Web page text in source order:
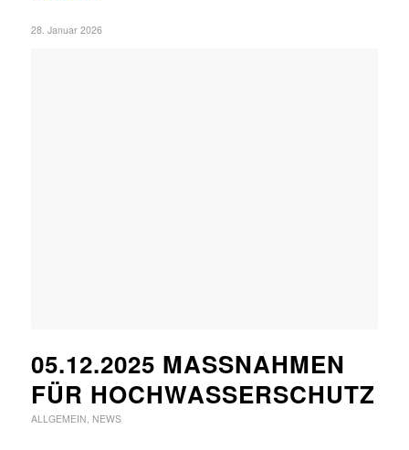
28. Januar 2026
05.12.2025 MASSNAHMEN F
ÜR HOCHWASSERSCHUTZ
ALLGEMEIN NEWS